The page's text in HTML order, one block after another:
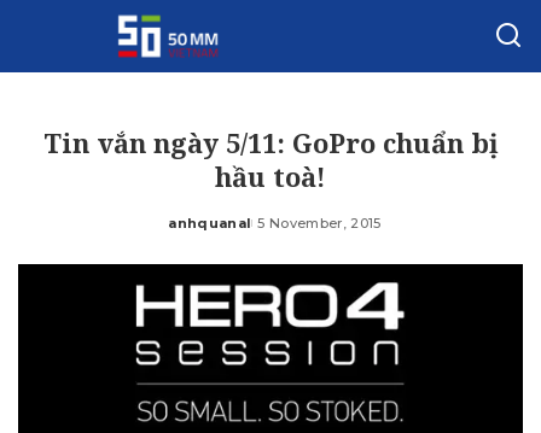
Tin vắn ngày 5/11: GoPro chuẩn bị
hầu toà!
Posted
anhquanal 5 November, 2015